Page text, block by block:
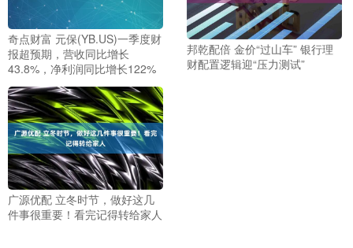
奇点财富 元保(YB.US)一季度财
报超预期，营收同比增长
43.8%，净利润同比增长122%
邦乾配倍 金价“过山车” 银行理
财配置逻辑迎“压力测试”
广源优配 立冬时节，做好这几
件事很重要！看完记得转给家人